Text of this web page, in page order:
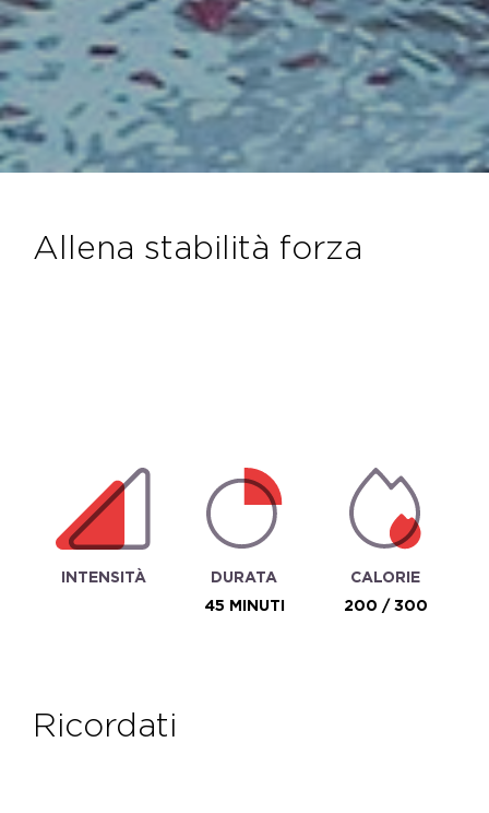
allena stabilità forza
INTENSITÀ
DURATA
45 MINUTI
CALORIE
200 / 300
ricordati